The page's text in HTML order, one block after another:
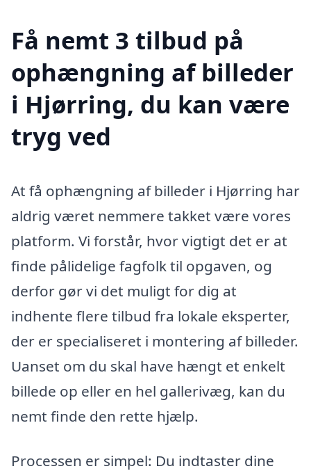
Få nemt 3 tilbud på
ophængning af billeder
i Hjørring, du kan være
tryg ved
At få ophængning af billeder i Hjørring har
aldrig været nemmere takket være vores
platform. Vi forstår, hvor vigtigt det er at
finde pålidelige fagfolk til opgaven, og
derfor gør vi det muligt for dig at
indhente flere tilbud fra lokale eksperter,
der er specialiseret i montering af billeder.
Uanset om du skal have hængt et enkelt
billede op eller en hel gallerivæg, kan du
nemt finde den rette hjælp.
Processen er simpel: Du indtaster dine